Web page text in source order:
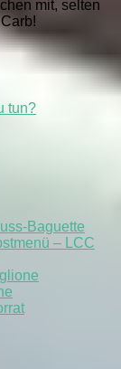
mit, selten
tun?
Baguette
– LCC